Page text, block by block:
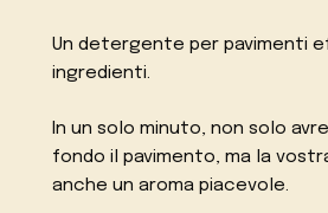
Un detergente per pavimenti
ingredienti.
In un solo minuto, non solo
fondo il pavimento, ma la
anche un aroma piacevole.